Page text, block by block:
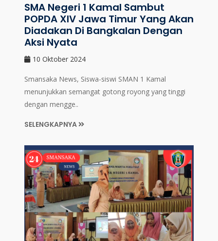
SMA Negeri 1 Kamal Sambut
POPDA XIV Jawa Timur Yang Akan
Diadakan Di Bangkalan Dengan
Aksi Nyata
10 Oktober 2024
Smansaka News, Siswa-siswi SMAN 1 Kamal
menunjukkan semangat gotong royong yang tinggi
dengan mengge..
SELENGKAPNYA